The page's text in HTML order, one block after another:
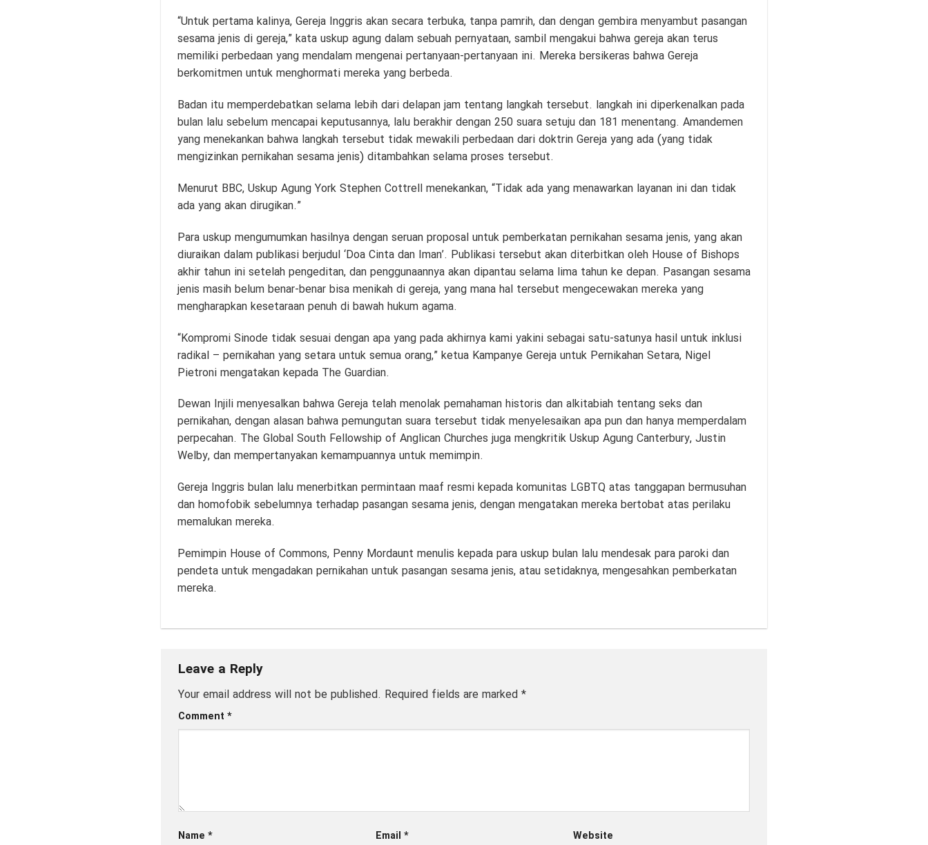
“Untuk pertama kalinya, Gereja Inggris akan secara terbuka, tanpa pamrih, dan dengan gembira menyambut pasangan
sesama jenis di gereja,” kata uskup agung dalam sebuah pernyataan, sambil mengakui bahwa gereja akan terus
memiliki perbedaan yang mendalam mengenai pertanyaan-pertanyaan ini. Mereka bersikeras bahwa Gereja
berkomitmen untuk menghormati mereka yang berbeda.
Badan itu memperdebatkan selama lebih dari delapan jam tentang langkah tersebut. langkah ini diperkenalkan pada
bulan lalu sebelum mencapai keputusannya, lalu berakhir dengan 250 suara setuju dan 181 menentang. Amandemen
yang menekankan bahwa langkah tersebut tidak mewakili perbedaan dari doktrin Gereja yang ada (yang tidak
mengizinkan pernikahan sesama jenis) ditambahkan selama proses tersebut.
Menurut BBC, Uskup Agung York Stephen Cottrell menekankan, “Tidak ada yang menawarkan layanan ini dan tidak
ada yang akan dirugikan.”
Para uskup mengumumkan hasilnya dengan seruan proposal untuk pemberkatan pernikahan sesama jenis, yang akan
diuraikan dalam publikasi berjudul ‘Doa Cinta dan Iman’. Publikasi tersebut akan diterbitkan oleh House of Bishops
akhir tahun ini setelah pengeditan, dan penggunaannya akan dipantau selama lima tahun ke depan. Pasangan sesama
jenis masih belum benar-benar bisa menikah di gereja, yang mana hal tersebut mengecewakan mereka yang
mengharapkan kesetaraan penuh di bawah hukum agama.
“Kompromi Sinode tidak sesuai dengan apa yang pada akhirnya kami yakini sebagai satu-satunya hasil untuk inklusi
radikal – pernikahan yang setara untuk semua orang,” ketua Kampanye Gereja untuk Pernikahan Setara, Nigel
Pietroni mengatakan kepada The Guardian.
Dewan Injili menyesalkan bahwa Gereja telah menolak pemahaman historis dan alkitabiah tentang seks dan
pernikahan, dengan alasan bahwa pemungutan suara tersebut tidak menyelesaikan apa pun dan hanya memperdalam
perpecahan. The Global South Fellowship of Anglican Churches juga mengkritik Uskup Agung Canterbury, Justin
Welby, dan mempertanyakan kemampuannya untuk memimpin.
Gereja Inggris bulan lalu menerbitkan permintaan maaf resmi kepada komunitas LGBTQ atas tanggapan bermusuhan
dan homofobik sebelumnya terhadap pasangan sesama jenis, dengan mengatakan mereka bertobat atas perilaku
memalukan mereka.
Pemimpin House of Commons, Penny Mordaunt menulis kepada para uskup bulan lalu mendesak para paroki dan
pendeta untuk mengadakan pernikahan untuk pasangan sesama jenis, atau setidaknya, mengesahkan pemberkatan
mereka.
Leave a Reply
Your email address will not be published. Required fields are marked *
Comment *
Name * Email * Website